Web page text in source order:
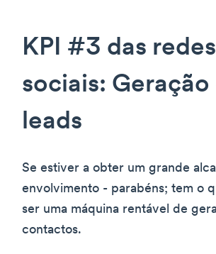
KPI #3 das redes
sociais: Geração
leads
Se estiver a obter um grande
envolvimento - parabéns; tem o
ser uma máquina rentável de
contactos.